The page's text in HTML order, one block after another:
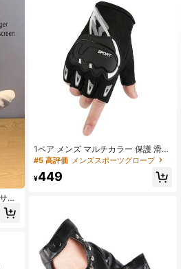
ー
ク
ク
1ペア メンズ マルチカラー 保護 滑り
止め 通気性 軽量 ハーフフィンガー
スポーツ、運転、ハイキング、トレ
#5 高評価 メンズスポーツグローブ
¥449